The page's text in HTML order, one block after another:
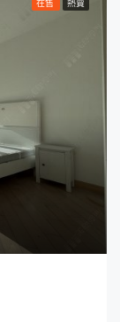
在售 熱賣